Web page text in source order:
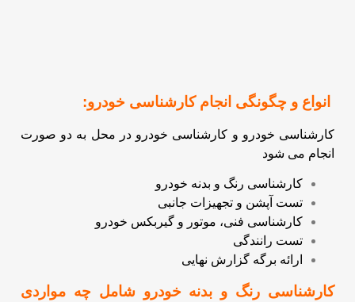
انواع و چگونگی انجام کارشناسی خودرو:
کارشناسی خودرو و کارشناسی خودرو در محل به دو صورت
انجام می شود
کارشناسی رنگ و بدنه خودرو
تست آپشن و تجهیزات جانبی
کارشناسی فنی، موتور و گیربکس خودرو
تست رانندگی
ارائه برگه گزارش نهایی
کارشناسی رنگ و بدنه خودرو شامل چه مواردی